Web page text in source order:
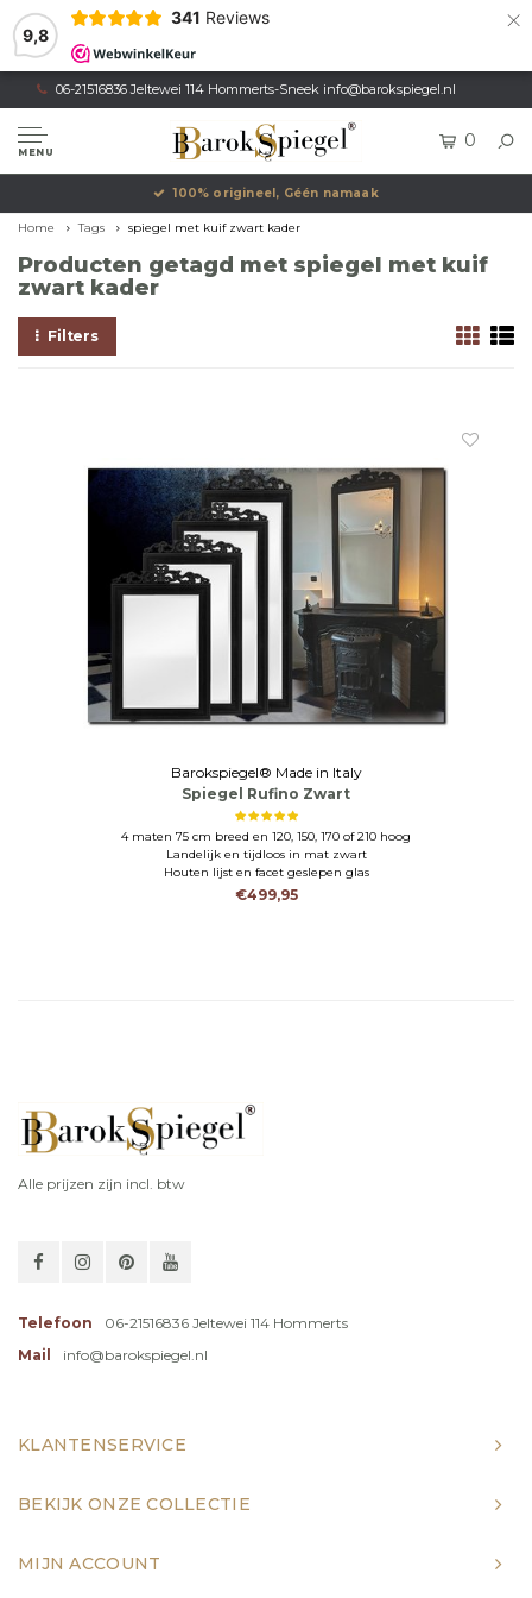
9,8
341 Reviews ×
06-21516836 Jeltewei 114 Hommerts-Sneek info@barokspiegel.nl
MENU
0
100% origineel, Géén namaak
Home Tags spiegel met kuif zwart kader
Producten getagd met spiegel met kuif
zwart kader
Filters
Barokspiegel® Made in Italy
Spiegel Rufino Zwart
4 maten 75 cm breed en 120, 150, 170 of 210 hoog
Landelijk en tijdloos in mat zwart
Houten lijst en facet geslepen glas
€499,95
Alle prijzen zijn incl. btw
Telefoon
06-21516836 Jeltewei 114 Hommerts
Mail
info@barokspiegel.nl
KLANTENSERVICE
BEKIJK ONZE COLLECTIE
MIJN ACCOUNT